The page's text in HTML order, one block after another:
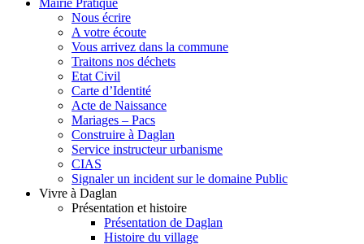
Nous écrire
A votre écoute
Vous arrivez dans la commune
Traitons nos déchets
Etat Civil
Carte d’Identité
Acte de Naissance
Mariages – Pacs
Construire à Daglan
Service instructeur urbanisme
CIAS
Signaler un incident sur le domaine Public
Vivre à Daglan
Présentation et histoire
Présentation de Daglan
Histoire du village